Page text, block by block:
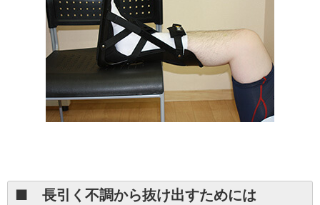
■ 長引く不調から抜け出すためには